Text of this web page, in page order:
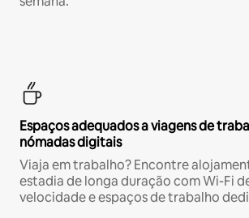
Espaços adequados a viagens de
nómadas digitais
Viaja em trabalho? Encontre
estadia de longa duração com Wi-Fi
velocidade e espaços de trabalho